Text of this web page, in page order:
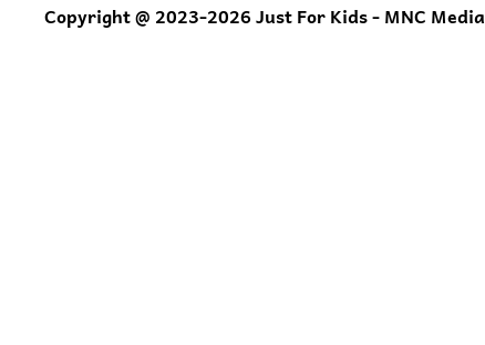
Copyright @ 2023-2026 Just For Kids - MNC Media